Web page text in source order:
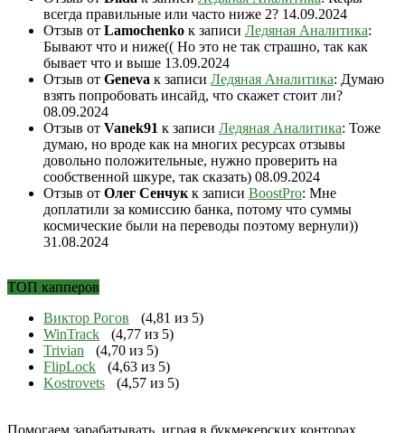
ТОП капперов
Виктор Рогов
(4,81 из 5)
WinTrack
(4,77 из 5)
Trivian
(4,70 из 5)
FlipLock
(4,63 из 5)
Kostrovets
(4,57 из 5)
всегда правильные или часто ниже 2? 14.09.2024
Отзыв от Lamochenko к записи Ледяная Аналитика:
Бывают что и ниже(( Но это не так страшно, так как
бывает что и выше 13.09.2024
Отзыв от Geneva к записи Ледяная Аналитика: Думаю
взять попробовать инсайд, что скажет стоит ли?
08.09.2024
Отзыв от Vanek91 к записи Ледяная Аналитика: Тоже
думаю, но вроде как на многих ресурсах отзывы
довольно положительные, нужно проверить на
сообственной шкуре, так сказать) 08.09.2024
Отзыв от Олег Сенчук к записи BoostPro: Мне
доплатили за комиссию банка, потому что суммы
космические были на переводы поэтому вернули))
31.08.2024
Помогаем зарабатывать, играя в букмекерских конторах.